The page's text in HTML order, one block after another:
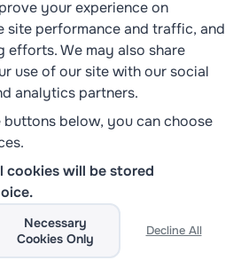
Mimikatz, — це лише
Інша половина — знання того,
Якщо ви керуєте
— чи то на
Виділених
є критично важливими:
Guard
використовує безпеку
(VBS) для ізоляції LSASS у
запобігаючи читанню
your experience on
site performance and traffic, and
efforts. We may also share
use of our site with our social
analytics partners.
below, you can choose
cookies will be stored
Necessary
Cookies Only
Decline All